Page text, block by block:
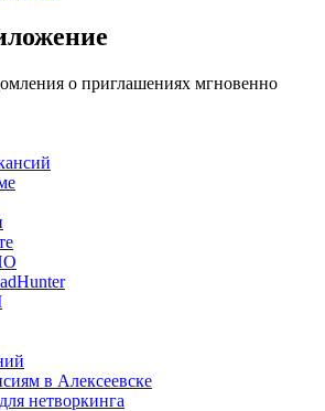
о приглашениях мгновенно
в Алексеевске
нетворкинга